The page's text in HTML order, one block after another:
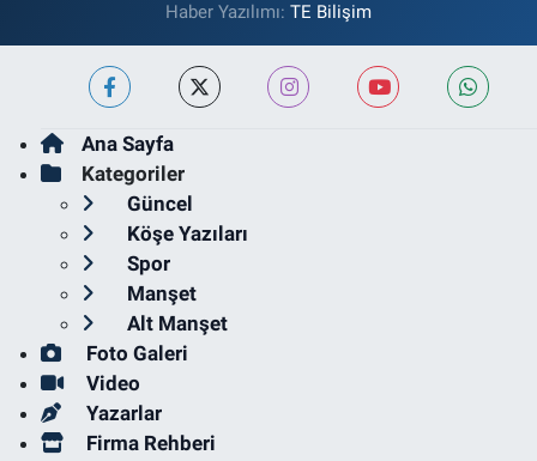
Haber Yazılımı: TE Bilişim
Ana Sayfa
Kategoriler
Güncel
Köşe Yazıları
Spor
Manşet
Alt Manşet
Foto Galeri
Video
Yazarlar
Firma Rehberi